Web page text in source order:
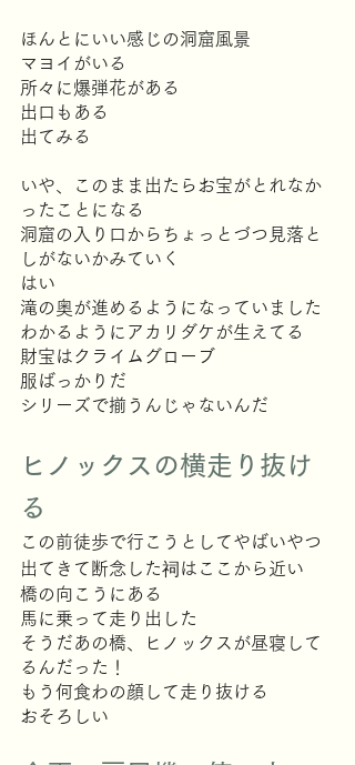
ほんとにいい感じの洞窟風景
マヨイがいる
所々に爆弾花がある
出口もある
出てみる
いや、このまま出たらお宝がとれなか
ったことになる
洞窟の入り口からちょっとづつ見落と
しがないかみていく
はい
滝の奥が進めるようになっていました
わかるようにアカリダケが生えてる
財宝はクライムグローブ
服ばっかりだ
シリーズで揃うんじゃないんだ
ヒノックスの横走り抜け
る
この前徒歩で行こうとしてやばいやつ
出てきて断念した祠はここから近い
橋の向こうにある
馬に乗って走り出した
そうだあの橋、ヒノックスが昼寝して
るんだった！
もう何食わの顔して走り抜ける
おそろしい